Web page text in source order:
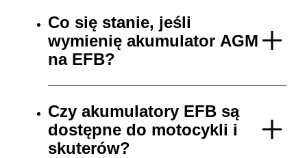
Co się stanie, jeśli
wymienię akumulator AGM
na EFB?
Czy akumulatory EFB są
dostępne do motocykli i
skuterów?